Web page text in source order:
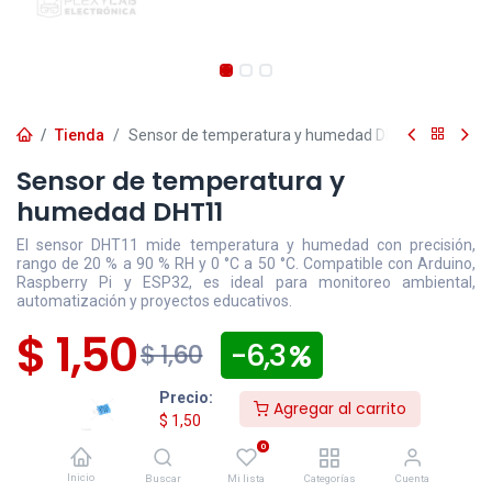
Precio:
$ 1,50
Agregar al carrito
Inicio Buscar
0
Mi lista Categorías Cuenta
Tienda Sensor de temperatura y humedad DHT11
Sensor de temperatura y
humedad DHT11
El sensor DHT11 mide temperatura y humedad con precisión,
rango de 20 % a 90 % RH y 0 °C a 50 °C. Compatible con Arduino,
Raspberry Pi y ESP32, es ideal para monitoreo ambiental,
automatización y proyectos educativos.
$ 1,50$1,60 - 6,3
Disponible Efectivo/Transferencia
Incluye IVA
Precio exclusivo sitio web
Los pedidosconfirmadosdespués de las 16:30 para